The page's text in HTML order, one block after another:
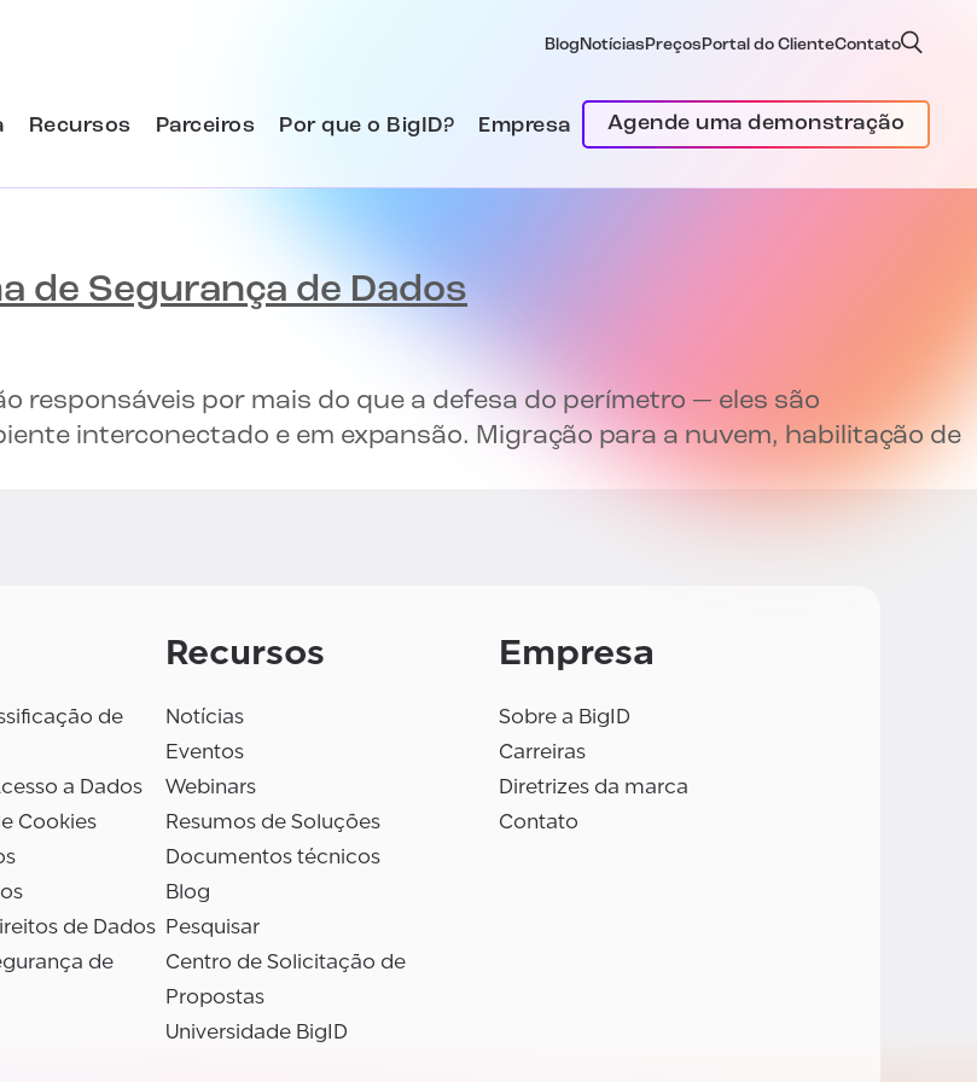
Blog Notícias Preços Portal do ClienteContato
Recursos Parceiros Por que o BigID? Empresa Agende uma demonstração
de Segurança de Dados
responsáveis por mais do que a defesa do perímetro — eles são
interconectado e em expansão. Migração para a nuvem, habilitação de
de
a Dados
Cookies
de Dados
de
Recursos
Notícias
Eventos
Webinars
Resumos de Soluções
Documentos técnicos
Blog
Pesquisar
Centro de Solicitação de
Propostas
Universidade BigID
Empresa
Sobre a BigID
Carreiras
Diretrizes da marca
Contato